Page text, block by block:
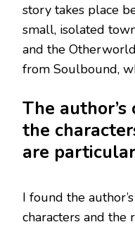
story takes place
small, isolated
and the
from Soulbound,
The
the
are
I found the
characters and the